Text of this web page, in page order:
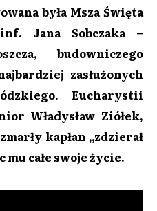
była Msza Święta
Jana Sobczaka –
budowniczego
zasłużonych
Eucharystii
Władysław Ziółek,
kapłan „zdzierał
mu całe swoje życie.